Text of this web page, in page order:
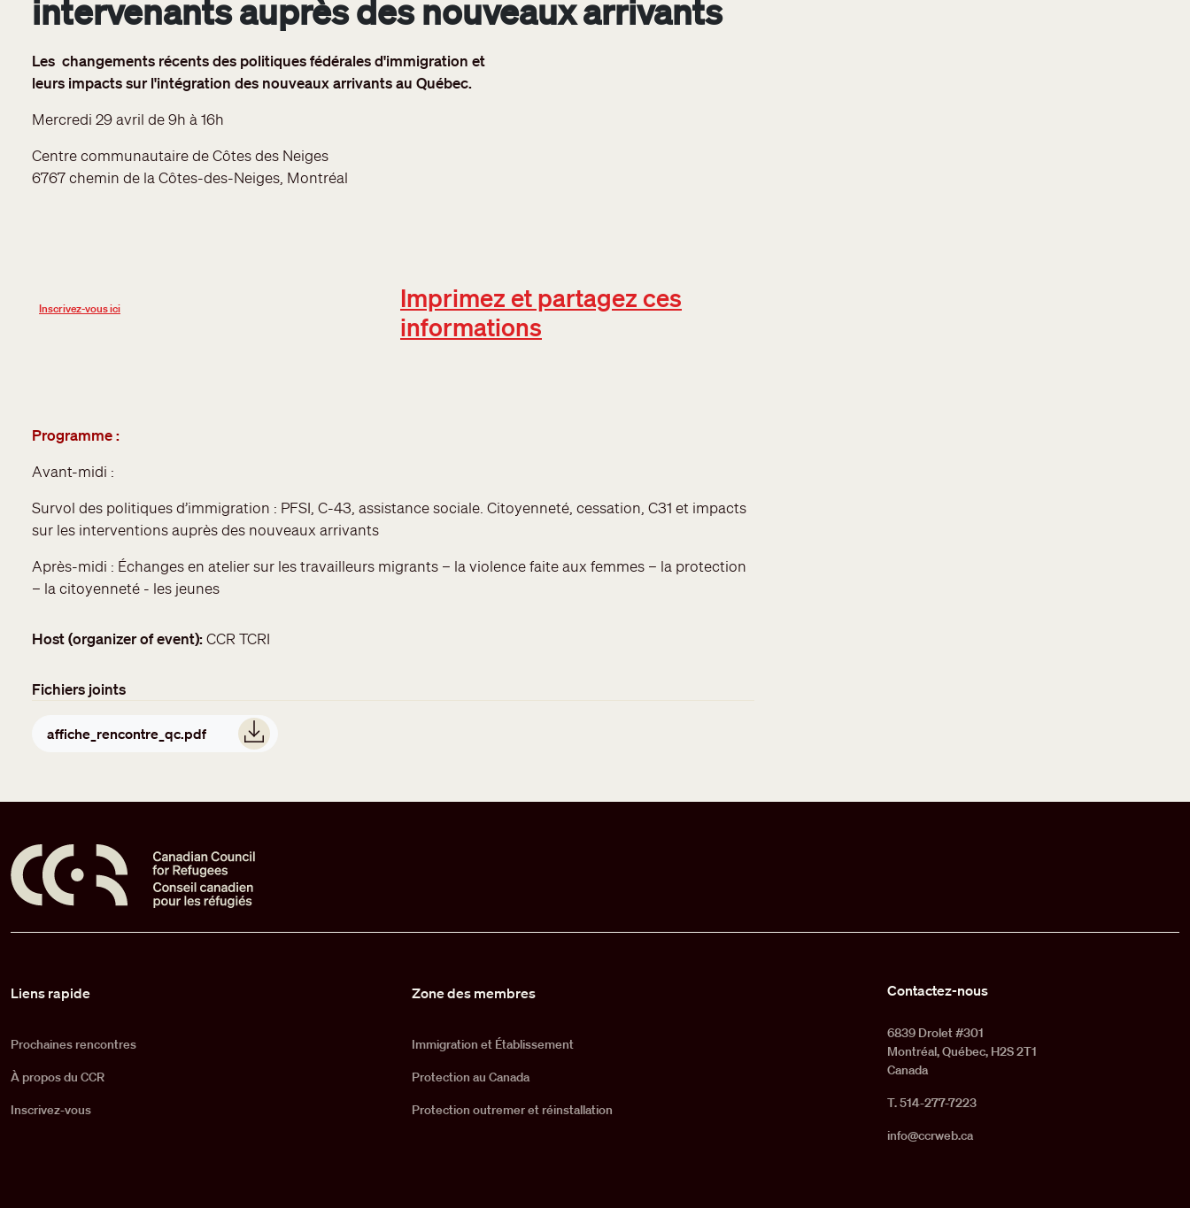
intervenants auprès des nouveaux arrivants
Les changements récents des politiques fédérales d'immigration et
leurs impacts sur l'intégration des nouveaux arrivants au Québec.
Mercredi 29 avril de 9h à 16h
Centre communautaire de Côtes des Neiges
6767 chemin de la Côtes-des-Neiges, Montréal
Inscrivez-vous ici
Imprimez et partagez ces
informations
Programme :
Avant-midi :
Survol des politiques d’immigration : PFSI, C-43, assistance sociale. Citoyenneté, cessation, C31 et impacts
sur les interventions auprès des nouveaux arrivants
Après-midi : Échanges en atelier sur les travailleurs migrants – la violence faite aux femmes – la protection
– la citoyenneté - les jeunes
Host (organizer of event) CCR TCRI
Fichiers joints
affiche_rencontre_qc.pdf
Liens rapide
Prochaines rencontres
À propos du CCR
Inscrivez-vous
Zone des membres
Immigration et Établissement
Protection au Canada
Protection outremer et réinstallation
Contactez-nous
6839 Drolet #301
Montréal, Québec, H2S 2T1
Canada
T. 514-277-7223
info@ccrweb.ca